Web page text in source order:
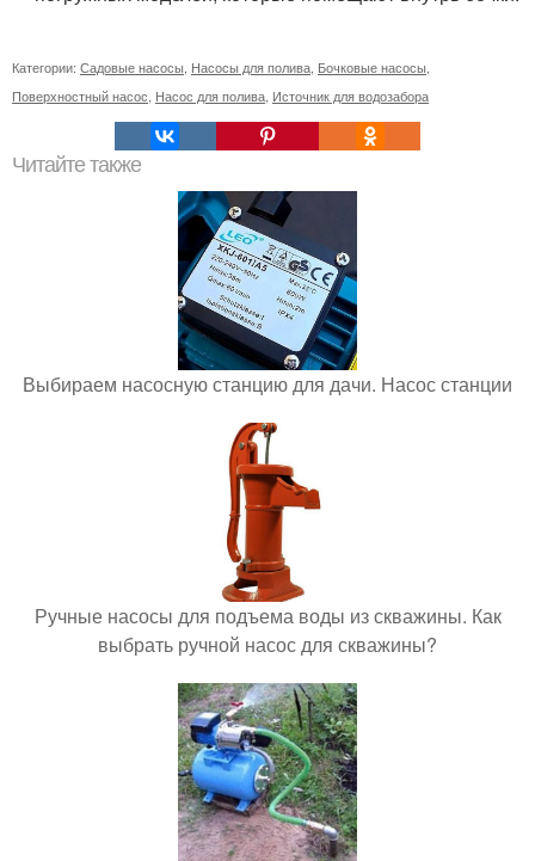
Категории: Садовые насосы Насосы для полива Бочковые насосы
Поверхностный насос Насос для полива Источник для водозабора
Читайте также
Выбираем насосную станцию для дачи. Насос станции
Ручные насосы для подъема воды из скважины. Как
выбрать ручной насос для скважины?